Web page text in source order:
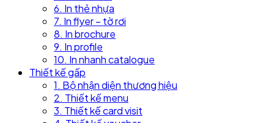
6. In thẻ nhựa
7. In flyer – tờ rơi
8. In brochure
9. In profile
10. In nhanh catalogue
Thiết kế gấp
1. Bộ nhận diện thương hiệu
2. Thiết kế menu
3. Thiết kế card visit